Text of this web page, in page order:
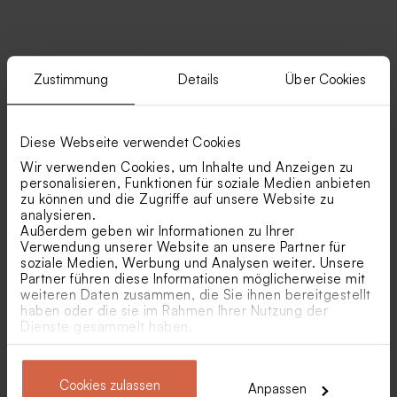
Zustimmung Details Über Cookies
Diese Webseite verwendet Cookies
Wir verwenden Cookies, um Inhalte und Anzeigen zu
personalisieren, Funktionen für soziale Medien anbieten
zu können und die Zugriffe auf unsere Website zu
analysieren.
Außerdem geben wir Informationen zu Ihrer
Verwendung unserer Website an unsere Partner für
soziale Medien, Werbung und Analysen weiter. Unsere
Partner führen diese Informationen möglicherweise mit
weiteren Daten zusammen, die Sie ihnen bereitgestellt
haben oder die sie im Rahmen Ihrer Nutzung der
Dienste gesammelt haben.
Cookies zulassen Anpassen
Schicke Save-the-Date-
Zeremonieheft in Salbeigrün
Einlegekarte in Salbeigrün
mit Namen
Eukalyptus als
Gastgeschenk zur Hochzeit
Ähnliche Produkte
Abgerundetes
Gastgeschenktütchen mit
Blumen und Foto in
Naturpapier-Optik
Würfel-Geschenkbox in
Weiß mit Ringen und
Goldfolie
Neu